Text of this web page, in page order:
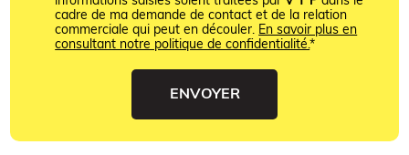
cadre de ma demande de contact et de la relation
commerciale qui peut en découler. En savoir plus en
consultant notre politique de confidentialité.*